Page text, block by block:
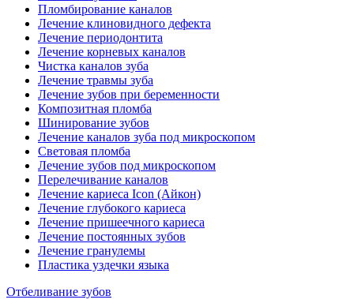
Пломбирование каналов
Лечение клиновидного дефекта
Лечение периодонтита
Лечение корневых каналов
Чистка каналов зуба
Лечение травмы зуба
Лечение зубов при беременности
Композитная пломба
Шинирование зубов
Лечение каналов зуба под микроскопом
Световая пломба
Лечение зубов под микроскопом
Перелечивание каналов
Лечение кариеса Icon (Айкон)
Лечение глубокого кариеса
Лечение пришеечного кариеса
Лечение постоянных зубов
Лечение гранулемы
Пластика уздечки языка
Отбеливание зубов